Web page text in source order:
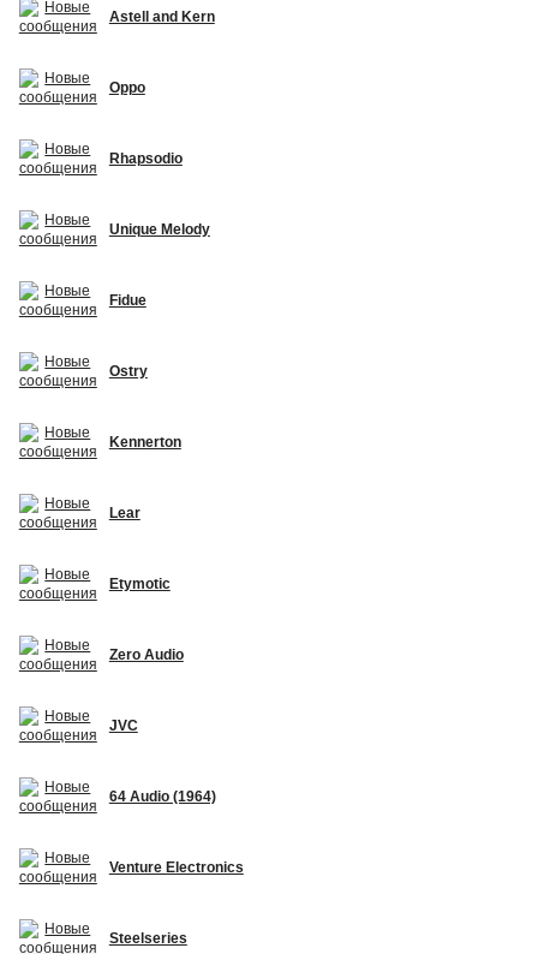
Astell and Kern
Oppo
Rhapsodio
Unique Melody
Fidue
Ostry
Kennerton
Lear
Etymotic
Zero Audio
JVC
64 Audio (1964)
Venture Electronics
Steelseries